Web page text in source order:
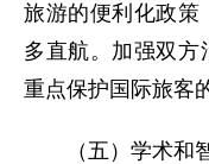
旅游的便利化政策
多直航。加强双方
重点保护国际旅客
（五）学术和